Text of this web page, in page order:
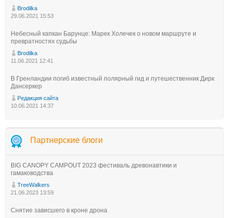
Brodilka
29.06.2021 15:53
Небесный капкан Барунце: Марек Холечек о новом маршруте и
превратностях судьбы
Brodilka
11.06.2021 12:41
В Гренландии погиб известный полярный гид и путешественник Дирк
Дансеркер
Редакция сайта
10.06.2021 14:37
Партнерские блоги
BIG CANOPY CAMPOUT 2023 фестиваль древонавтики и
гамаководства
TreeWalkers
21.06.2023 13:59
Снятие зависшего в кроне дрона